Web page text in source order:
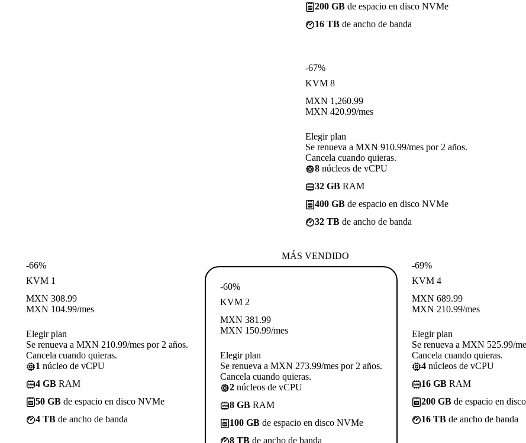
200 GB de espacio en disco NVMe
16 TB de ancho de banda
-67%
KVM 8
MXN 1,260.99
MXN 420.99/mes
Elegir plan
Se renueva a MXN 910.99/mes por 2 años.
Cancela cuando quieras.
8 núcleos de vCPU
32 GB RAM
400 GB de espacio en disco NVMe
32 TB de ancho de banda
-66%
KVM 1
MXN 308.99
MXN 104.99/mes
Elegir plan
Se renueva a MXN 210.99/mes por 2 años.
Cancela cuando quieras.
1 núcleo de vCPU
4 GB RAM
50 GB de espacio en disco NVMe
4 TB de ancho de banda
MÁS VENDIDO
-60%
KVM 2
MXN 381.99
MXN 150.99/mes
Elegir plan
Se renueva a MXN 273.99/mes por 2 años.
Cancela cuando quieras.
2 núcleos de vCPU
8 GB RAM
100 GB de espacio en disco NVMe
8 TB de ancho de banda
-69%
KVM 4
MXN 689.99
MXN 210.99/mes
Elegir plan
Se renueva a MXN 525.99/
Cancela cuando quieras.
4 núcleos de vCPU
16 GB RAM
200 GB de espacio en
16 TB de ancho de banda